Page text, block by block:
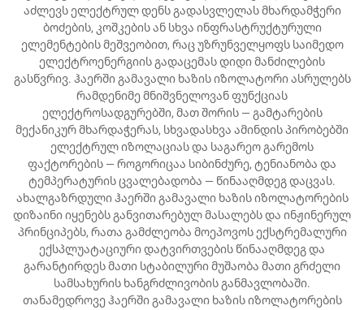
აძლევს ელექტრულ დენს გადასვლელას მხარდამჭერი
ბოძების, კოშკების ან სხვა ინფრასტრუქტურული
ელემენტების მეშვეობით, რაც უზრუნველყოფს საიმედო
ელექტროენერგიის გადაცემას დიდი მანძილების
გასწვრივ. ჰაერში გამავალი ხაზის იზოლატორი ასრულებს
რამდენიმე მნიშვნელოვან ფუნქციას
ელექტროსადგურებში, მათ შორის — გამტარების
მექანიკურ მხარდაჭერას, სხვადასხვა ამინდის პირობებში
ელექტრულ იზოლაციას და საგარეო გარემოს
ფაქტორების — როგორიცაა სიბინძურე, ტენიანობა და
ტემპერატურის ცვალებადობა — წინააღმდეგ დაცვას.
ახალგაზრდული ჰაერში გამავალი ხაზის იზოლატორების
დიზაინი იყენებს განვითარებულ მასალებს და ინჟინერულ
პრინციპებს, რათა გამძლეობა მოეპოვოს ექსტრემალური
ექსპლუატაციური დატვირთვების წინააღმდეგ და
გარანტირდეს მათი სტაბილური მუშაობა მათი გრძელი
სამსახურის ხანგრძლივობის განმავლობაში.
თანამედროვე ჰაერში გამავალი ხაზის იზოლატორების